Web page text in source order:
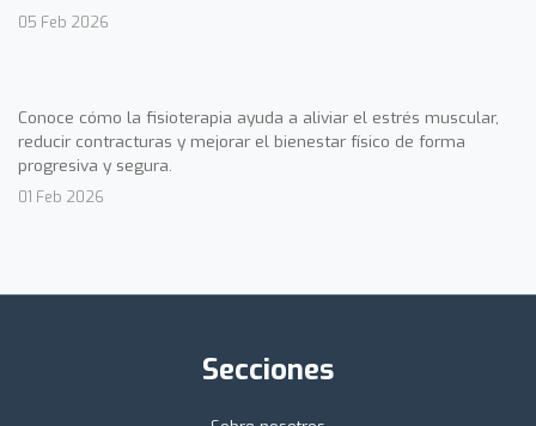
05 Feb 2026
Conoce cómo la fisioterapia ayuda a aliviar el estrés muscular,
reducir contracturas y mejorar el bienestar físico de forma
progresiva y segura.
01 Feb 2026
Secciones